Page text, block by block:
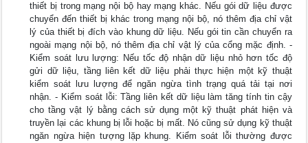
thiết bị trong mạng nội bộ hay mạng khác. Nếu gói dữ liệu được
chuyển đến thiết bị khác trong mạng nội bộ, nó thêm địa chỉ vật
lý của thiết bị đích vào khung dữ liệu. Nếu gói tin cần chuyển ra
ngoài mạng nội bộ, nó thêm địa chỉ vật lý của cổng mặc định. -
Kiểm soát lưu lượng: Nếu tốc độ nhận dữ liệu nhỏ hơn tốc độ
gửi dữ liệu, tầng liên kết dữ liệu phải thực hiện một kỹ thuật
kiểm soát lưu lượng để ngăn ngừa tình trạng quá tải tại nơi
nhận. - Kiểm soát lỗi: Tầng liên kết dữ liệu làm tăng tính tin cậy
cho tầng vật lý bằng cách sử dụng một kỹ thuật phát hiện và
truyền lại các khung bị lỗi hoặc bị mất. Nó cũng sử dụng kỹ thuật
ngăn ngừa hiện tượng lặp khung. Kiểm soát lỗi thường được